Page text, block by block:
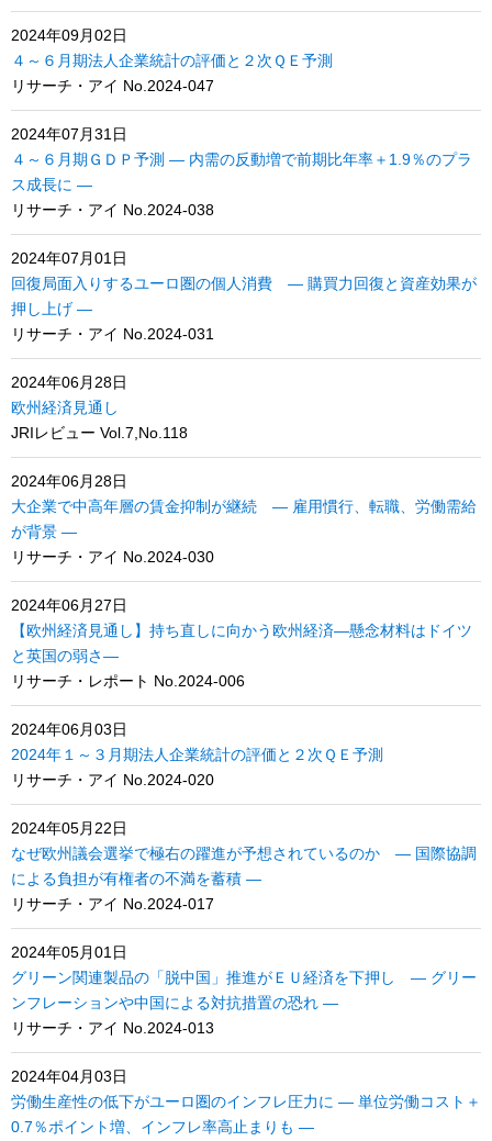
2024年09月02日
４～６月期法人企業統計の評価と２次ＱＥ予測
リサーチ・アイ No.2024-047
2024年07月31日
４～６月期ＧＤＰ予測 ― 内需の反動増で前期比年率＋1.9％のプラ
ス成長に ―
リサーチ・アイ No.2024-038
2024年07月01日
回復局面入りするユーロ圏の個人消費 ― 購買力回復と資産効果が
押し上げ ―
リサーチ・アイ No.2024-031
2024年06月28日
欧州経済見通し
JRIレビュー Vol.7,No.118
2024年06月28日
大企業で中高年層の賃金抑制が継続 ― 雇用慣行、転職、労働需給
が背景 ―
リサーチ・アイ No.2024-030
2024年06月27日
【欧州経済見通し】持ち直しに向かう欧州経済―懸念材料はドイツ
と英国の弱さ―
リサーチ・レポート No.2024-006
2024年06月03日
2024年１～３月期法人企業統計の評価と２次ＱＥ予測
リサーチ・アイ No.2024-020
2024年05月22日
なぜ欧州議会選挙で極右の躍進が予想されているのか ― 国際協調
による負担が有権者の不満を蓄積 ―
リサーチ・アイ No.2024-017
2024年05月01日
グリーン関連製品の「脱中国」推進がＥＵ経済を下押し ― グリー
ンフレーションや中国による対抗措置の恐れ ―
リサーチ・アイ No.2024-013
2024年04月03日
労働生産性の低下がユーロ圏のインフレ圧力に ― 単位労働コスト＋
0.7％ポイント増、インフレ率高止まりも ―